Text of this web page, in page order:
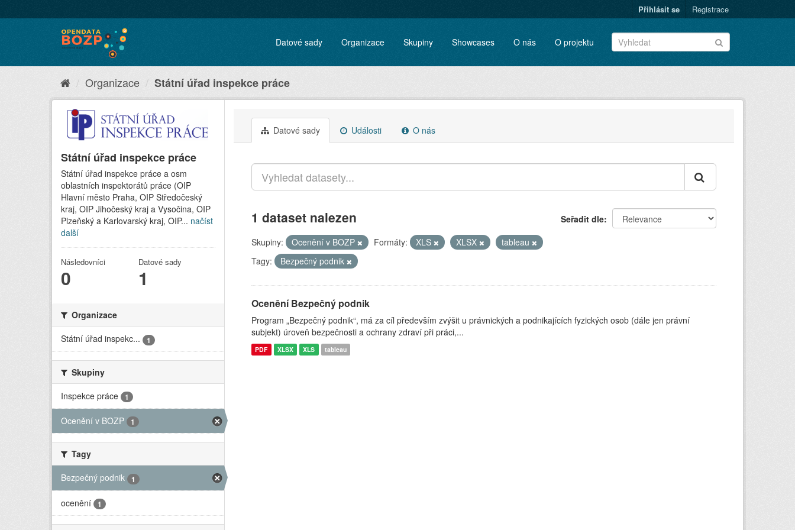
Přihlásit se Registrace
Datové sady Organizace Skupiny Showcases O nás O projektu
Organizace Státní úřad inspekce práce
Státní úřad inspekce práce
Státní úřad inspekce práce a osm
oblastních inspektorátů práce (OIP
Hlavní město Praha, OIP Středočeský
kraj, OIP Jihočeský kraj a Vysočina, OIP
Plzeňský a Karlovarský kraj, OIP... načíst
další
Následovníci
0
Datové sady
1
Organizace
Státní úřad inspekc...
1
Skupiny
Inspekce práce
1
Ocenění v BOZP 1
Tagy
Bezpečný podnik
1
ocenění 1
Datové sady Události O nás
Seřadit dle
1 dataset nalezen
Skupiny: Ocenění v BOZP Formáty: XLS XLSX
tableau
Tagy:
Bezpečný podnik
Ocenění Bezpečný podnik
Program „Bezpečný podnik“, má za cíl především zvýšit u právnických a podnikajících fyzických osob (dále jen právní
subjekt) úroveň bezpečnosti a ochrany zdraví při práci,...
PDF XLSX XLS tableau